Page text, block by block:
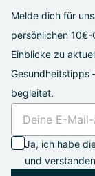
Melde dich für
persönlichen
Einblicke zu
Gesundheitstipps
begleitet.
Ja, ich habe
und